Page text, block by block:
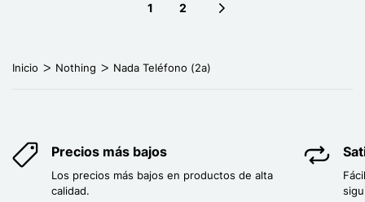
1 2
Inicio Nothing Nada Teléfono (2a)
Precios más bajos
Los precios más bajos en productos de alta
calidad.